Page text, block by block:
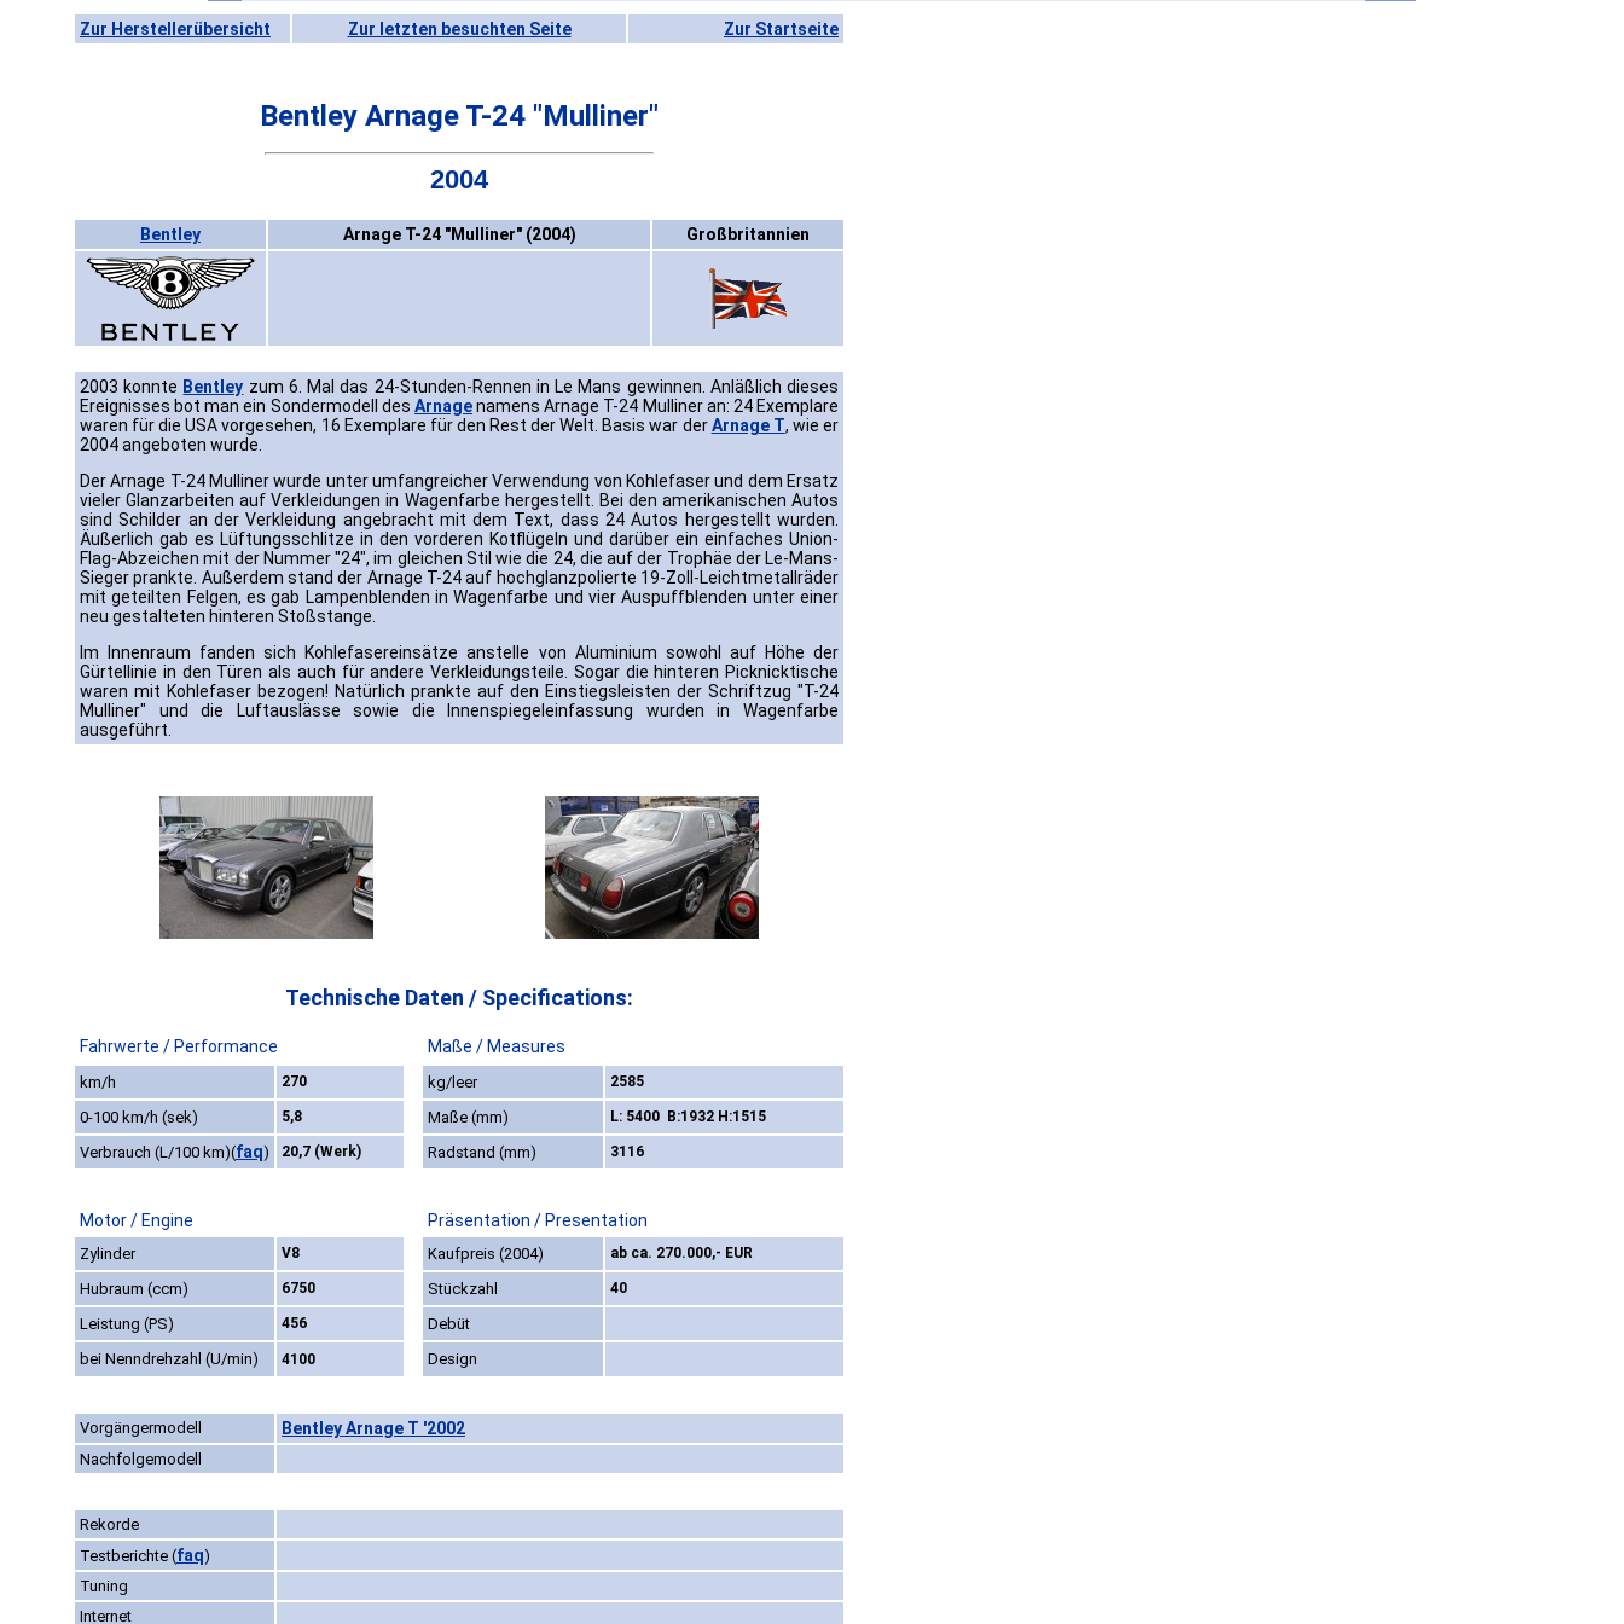
Zur Herstellerübersicht Zur letzten besuchten Seite Zur Startseite
Bentley Arnage T-24 "Mulliner"
2004
Bentley Arnage T-24 "Mulliner" (2004) Großbritannien
2003 konnte Bentley zum 6. Mal das 24-Stunden-Rennen in Le Mans gewinnen. Anläßlich dieses
Ereignisses bot man ein Sondermodell des Arnagenamens Arnage T-24 Mulliner an: 24 Exemplare
waren für die USA vorgesehen, 16 Exemplare für den Rest der Welt. Basis war derArnage T, wie er
2004 angeboten wurde.
Der Arnage T-24 Mulliner wurde unter umfangreicher Verwendung von Kohlefaser und dem Ersatz
vieler Glanzarbeiten auf Verkleidungen in Wagenfarbe hergestellt. Bei den amerikanischen Autos
sind Schilder an der Verkleidung angebracht mit dem Text, dass 24 Autos hergestellt wurden.
Äußerlich gab es Lüftungsschlitze in den vorderen Kotflügeln und darüber ein einfaches Union-
Flag-Abzeichen mit der Nummer "24", im gleichen Stil wie die 24, die auf der Trophäe der Le-Mans-
Sieger prankte. Außerdem stand der Arnage T-24 auf hochglanzpolierte 19-Zoll-Leichtmetallräder
mit geteilten Felgen, es gab Lampenblenden in Wagenfarbe und vier Auspuffblenden unter einer
neu gestalteten hinteren Stoßstange.
Im Innenraum fanden sich Kohlefasereinsätze anstelle von Aluminium sowohl auf Höhe der
Gürtellinie in den Türen als auch für andere Verkleidungsteile. Sogar die hinteren Picknicktische
waren mit Kohlefaser bezogen! Natürlich prankte auf den Einstiegsleisten der Schriftzug "T-24
Mulliner" und die Luftauslässe sowie die Innenspiegeleinfassung wurden in Wagenfarbe
ausgeführt.
Technische Daten / Specifications:
Fahrwerte / Performance Maße / Measures
km/h 270 kg/leer 2585
0-100 km/h (sek) 5,8 Maße (mm) L: 5400 B:1932 H:1515
Verbrauch (L/100 km)(faq) 20,7 (Werk) Radstand (mm) 3116
Motor / Engine Präsentation / Presentation
Zylinder V8 Kaufpreis (2004) ab ca. 270.000,- EUR
Hubraum (ccm) 6750 Stückzahl 40
Leistung (PS) 456
Debüt
bei Nenndrehzahl (U/min)
4100 Design
Vorgängermodell Bentley Arnage T '2002
Nachfolgemodell
Rekorde
Testberichte (faq)
Tuning
Internet